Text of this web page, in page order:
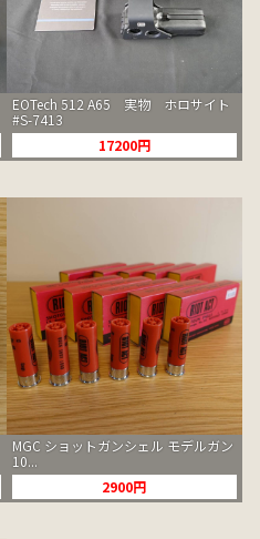
EOTech 512 A65 実物 ホロサイト
#S-7413
17200円
MGC ショットガンシェル モデルガン
10...
2900円